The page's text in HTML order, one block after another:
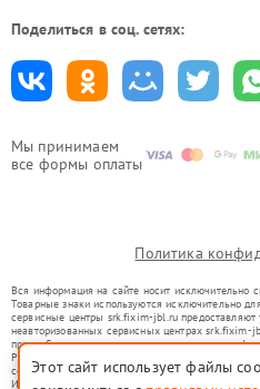
Мы принимаем
все формы оплаты
Поделиться в соц. сетях:
Политика
Вся информация на сайте носит исключительно
Товарные знаки используются исключительно
сервисные центры srk.fixim-jbl.ru предоставляют
неавторизованных сервисных центрах srk.fixim-
правообладателями товарных знаков или их
Ремонт осуществляется для устройств, уже
со статьей 1487 ГК РФ.
Использование товарных знаков не преследует
Этот сайт использует файлы